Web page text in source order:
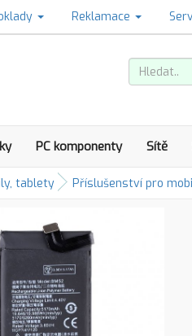
Reklamace
PC komponenty Sítě
tablety Příslušenství pro